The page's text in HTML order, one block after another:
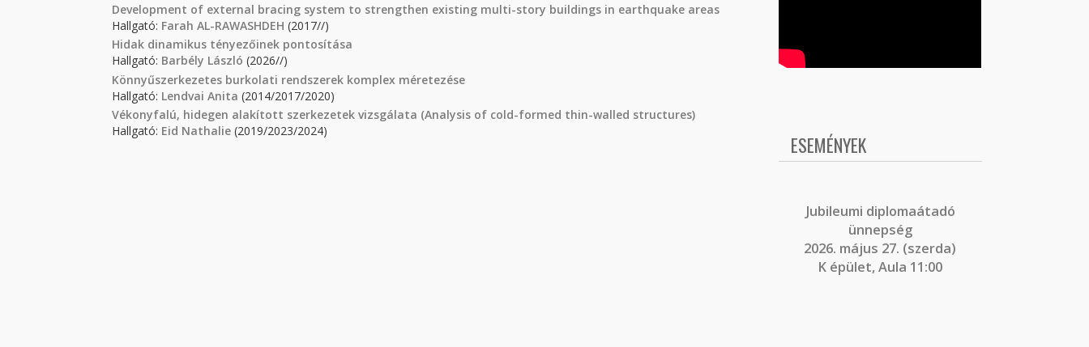
Development of external bracing system to strengthen existing multi-story buildings in earthquake areas
Hallgató: Farah AL-RAWASHDEH (2017//)
Hidak dinamikus tényezőinek pontosítása
Hallgató: Barbély László (2026//)
Könnyűszerkezetes burkolati rendszerek komplex méretezése
Hallgató: Lendvai Anita (2014/2017/2020)
Vékonyfalú, hidegen alakított szerkezetek vizsgálata (Analysis of cold-formed thin-walled structures)
Hallgató: Eid Nathalie (2019/2023/2024)
ESEMÉNYEK
Jubileumi diplomaátadó
ünnepség
2026. május 27. (szerda)
K épület, Aula 11:00